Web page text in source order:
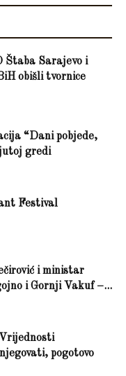
Štaba Sarajevo i
obišli tvornice
“Dani pobjede,
gredi
Festival
i ministar
i Gornji Vakuf –...
pogotovo